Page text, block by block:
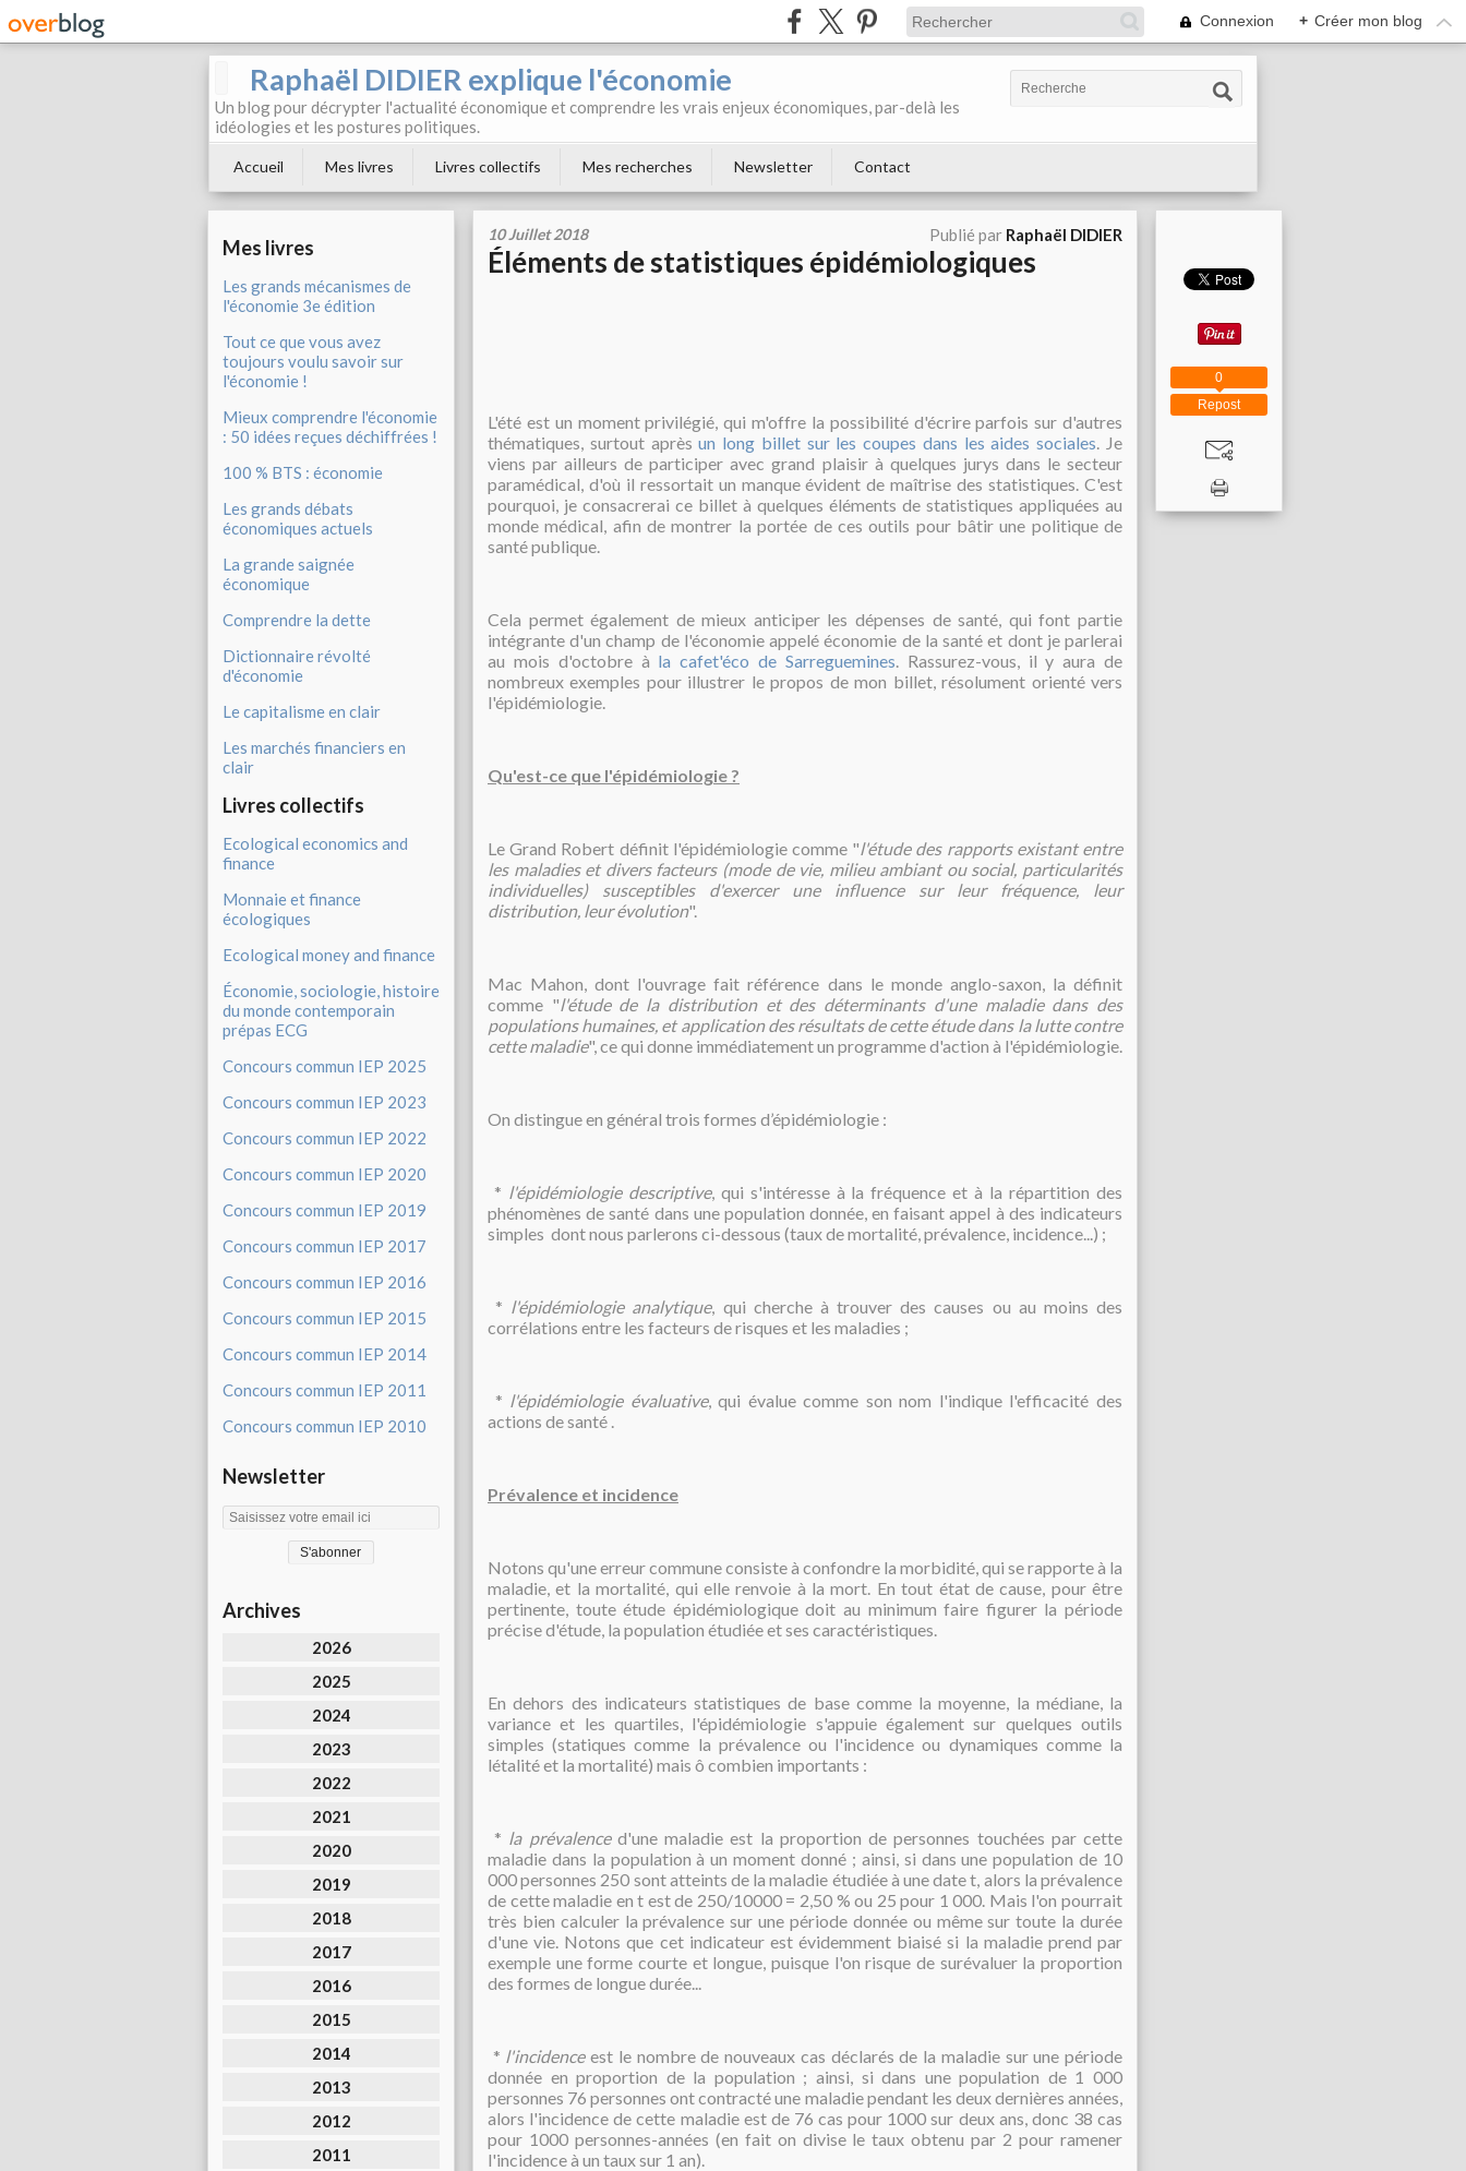
Connexion + Créer mon blog
Raphaël DIDIER explique l'économie
Un blog pour décrypter l'actualité économique et comprendre les vrais enjeux économiques, par-delà les
idéologies et les postures politiques.
Accueil Mes livres Livres collectifs Mes recherches Newsletter Contact
Mes livres
Les grands mécanismes de
l'économie 3e édition
Tout ce que vous avez
toujours voulu savoir sur
l'économie !
Mieux comprendre l'économie
: 50 idées reçues déchiffrées !
100 % BTS : économie
Les grands débats
économiques actuels
La grande saignée
économique
Comprendre la dette
Dictionnaire révolté
d'économie
Le capitalisme en clair
Les marchés financiers en
clair
Livres collectifs
Ecological economics and
finance
Monnaie et finance
écologiques
Ecological money and finance
Économie, sociologie, histoire
du monde contemporain
prépas ECG
Concours commun IEP 2025
Concours commun IEP 2023
Concours commun IEP 2022
Concours commun IEP 2020
Concours commun IEP 2019
Concours commun IEP 2017
Concours commun IEP 2016
Concours commun IEP 2015
Concours commun IEP 2014
Concours commun IEP 2011
Concours commun IEP 2010
Newsletter
Archives
2026
2025
2024
2023
2022
2021
2020
2019
2018
2017
2016
2015
2014
2013
2012
2011
10 Juillet 2018 Publié par Raphaël DIDIER
Éléments de statistiques épidémiologiques
L'été est un moment privilégié, qui m'offre la possibilité d'écrire parfois sur d'autres
thématiques, surtout aprèsun long billet sur les coupes dans les aides sociales. Je
viens par ailleurs de participer avec grand plaisir à quelques jurys dans le secteur
paramédical, d'où il ressortait un manque évident de maîtrise des statistiques. C'est
pourquoi, je consacrerai ce billet à quelques éléments de statistiques appliquées au
monde médical, afin de montrer la portée de ces outils pour bâtir une politique de
santé publique.
Cela permet également de mieux anticiper les dépenses de santé, qui font partie
intégrante d'un champ de l'économie appelé économie de la santé et dont je parlerai
au mois d'octobre à la cafet'éco de Sarreguemines.Rassurez-vous, il y aura de
nombreux exemples pour illustrer le propos de mon billet, résolument orienté vers
l'épidémiologie.
Qu'est-ce que l'épidémiologie ?
Le Grand Robert définit l'épidémiologie comme "l'étude des rapports existant entre
les maladies et divers facteurs (mode de vie, milieu ambiant ou social, particularités
individuelles) susceptibles d'exercer une influence sur leur fréquence, leur
distribution, leur évolution".
Mac Mahon, dont l'ouvrage fait référence dans le monde anglo-saxon, la définit
comme "l'étude de la distribution et des déterminants d'une maladie dans des
populations humaines, et application des résultats de cette étude dans la lutte contre
cette maladie", ce qui donne immédiatement un programme d'action à l'épidémiologie.
On distingue en général trois formes d’épidémiologie :
* l'épidémiologie descriptive, qui s'intéresse à la fréquence et à la répartition des
phénomènes de santé dans une population donnée, en faisant appel à des indicateurs
simples dont nous parlerons ci-dessous (taux de mortalité, prévalence, incidence...) ;
* l'épidémiologie analytique, qui cherche à trouver des causes ou au moins des
corrélations entre les facteurs de risques et les maladies ;
* l'épidémiologie évaluative, qui évalue comme son nom l'indique l'efficacité des
actions de santé .
Prévalence et incidence
Notons qu'une erreur commune consiste à confondre la morbidité, qui se rapporte à la
maladie, et la mortalité, qui elle renvoie à la mort. En tout état de cause, pour être
pertinente, toute étude épidémiologique doit au minimum faire figurer la période
précise d'étude, la population étudiée et ses caractéristiques.
En dehors des indicateurs statistiques de base comme la moyenne, la médiane, la
variance et les quartiles, l'épidémiologie s'appuie également sur quelques outils
simples (statiques comme la prévalence ou l'incidence ou dynamiques comme la
létalité et la mortalité) mais ô combien importants :
* la prévalenced'une maladie est la proportion de personnes touchées par cette
maladie dans la population à un moment donné ; ainsi, si dans une population de 10
000 personnes 250 sont atteints de la maladie étudiée à une date t, alors la prévalence
de cette maladie en t est de 250/10000 = 2,50 % ou 25 pour 1 000. Mais l'on pourrait
très bien calculer la prévalence sur une période donnée ou même sur toute la durée
d'une vie. Notons que cet indicateur est évidemment biaisé si la maladie prend par
exemple une forme courte et longue, puisque l'on risque de surévaluer la proportion
des formes de longue durée...
* l'incidenceest le nombre de nouveaux cas déclarés de la maladie sur une période
donnée en proportion de la population ; ainsi, si dans une population de 1 000
personnes 76 personnes ont contracté une maladie pendant les deux dernières années,
alors l'incidence de cette maladie est de 76 cas pour 1000 sur deux ans, donc 38 cas
pour 1000 personnes-années (en fait on divise le taux obtenu par 2 pour ramener
l'incidence à un taux sur 1 an).
Repost
0